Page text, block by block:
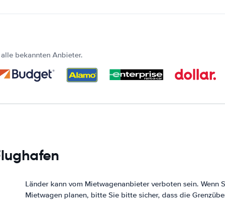
bekannten Anbieter.
Länder kann vom Mietwagenanbieter verboten sein. Wenn
Mietwagen planen, bitte Sie bitte sicher, dass die